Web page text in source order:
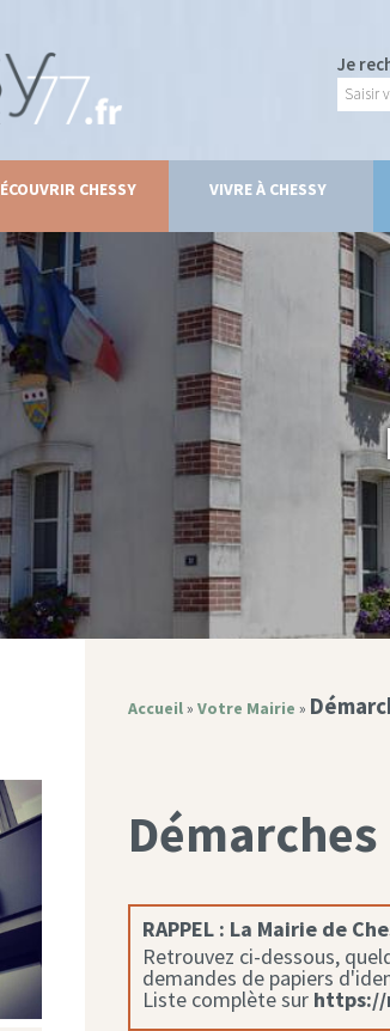
Je
CHESSY VIVRE À CHESSY
Accueil» Votre Mairie »
Démarches
RAPPEL : La Mairie de
Retrouvez ci-dessous,
demandes de papiers
Liste complète sur https://